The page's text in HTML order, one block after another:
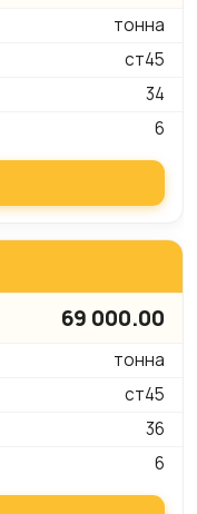
тонна
ст45
34
6
69 000.00
тонна
ст45
36
6